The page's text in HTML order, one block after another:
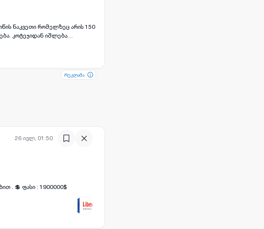
ნაკვეთი რომელზეც არის 150
კოტეჯიდან იშლება
და ტექნიკა. ეს ტერიტორია
რეკლამა
რეკლამა
26 ივლ, 01:50
ფოტო+(4)
. 💲 ფასი : 1900000$